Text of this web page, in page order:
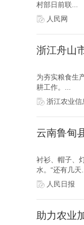
村部日前联...
人民网
浙江舟山
为夯实粮食生
耕工作。...
浙江农业信
云南鲁甸
衬衫、帽子、
水。“还有几天...
人民日报
助力农业